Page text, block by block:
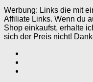
Werbung: Links die mit
Affiliate Links. Wenn du
Shop einkaufst, erhalte
sich der Preis nicht!